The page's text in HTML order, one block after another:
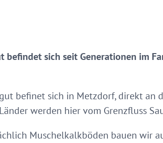
befindet sich seit Generationen im
befinet sich in Metzdorf, direkt an
werden hier vom Grenzfluss
Muschelkalkböden bauen wir